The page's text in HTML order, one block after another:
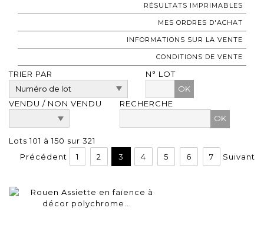
RÉSULTATS IMPRIMABLES
MES ORDRES D'ACHAT
INFORMATIONS SUR LA VENTE
CONDITIONS DE VENTE
TRIER PAR
N° LOT
OK
VENDU / NON VENDU
RECHERCHE
Lots 101 à 150 sur 321
Précédent
1 2 3 4 5 6 7 Suivant